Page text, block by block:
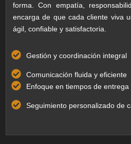
forma. Con empatía,
encarga de que cada cliente viva
ágil, confiable y satisfactoria.
Gestión y coordinación integral
Comunicación fluida y eficiente
Enfoque en tiempos de entrega
Seguimiento personalizado de